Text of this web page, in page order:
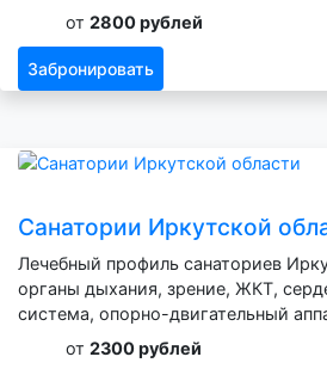
от 2800 рублей
Забронировать
Санатории Иркутской
Лечебный профиль санаториев
органы дыхания, зрение, ЖКТ,
система, опорно-двигательный
от 2300 рублей